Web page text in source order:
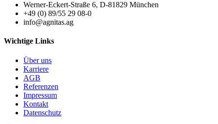
Werner-Eckert-Straße 6, D-81829 München
+49 (0) 89/55 29 08-0
info@agnitas.ag
Wichtige Links
Über uns
Karriere
AGB
Referenzen
Impressum
Kontakt
Datenschutz